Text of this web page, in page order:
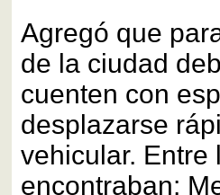
Agregó que
de la ciudad
cuenten con
desplazarse
vehicular. Entre
encontraban: